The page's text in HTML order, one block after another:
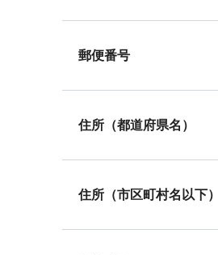
郵便番号
住所（都道府県名）
住所（市区町村名以下）